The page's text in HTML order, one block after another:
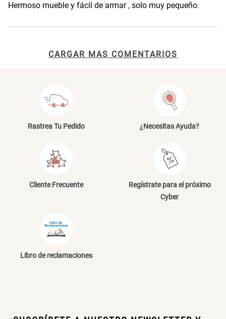
Hermoso mueble y fácil de armar , solo muy pequeño.
CARGAR MAS COMENTARIOS
Rastrea Tu Pedido ¿Necesitas Ayuda?
Cliente Frecuente
Regístrate para el próximo
Cyber
Libro de reclamaciones